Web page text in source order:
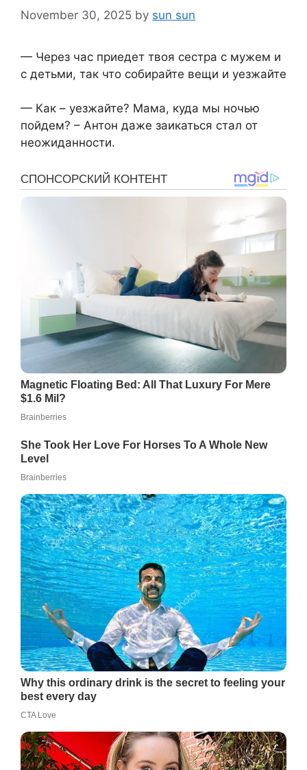
November 30, 2025 by sun sun
— Через час приедет твоя сестра с мужем и
с детьми, так что собирайте вещи и уезжайте
— Как – уезжайте? Мама, куда мы ночью
пойдем? – Антон даже заикаться стал от
неожиданности.